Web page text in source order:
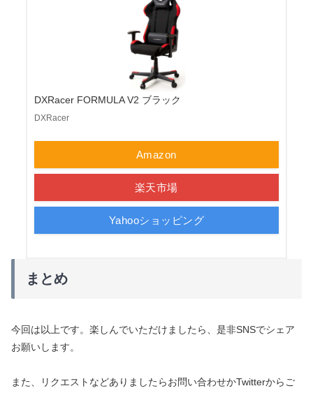
DXRacer FORMULA V2 ブラック
DXRacer
Amazon
楽天市場
Yahooショッピング
まとめ
今回は以上です。楽しんでいただけましたら、是非SNSでシェア
お願いします。
また、リクエストなどありましたらお問い合わせかTwitterからご